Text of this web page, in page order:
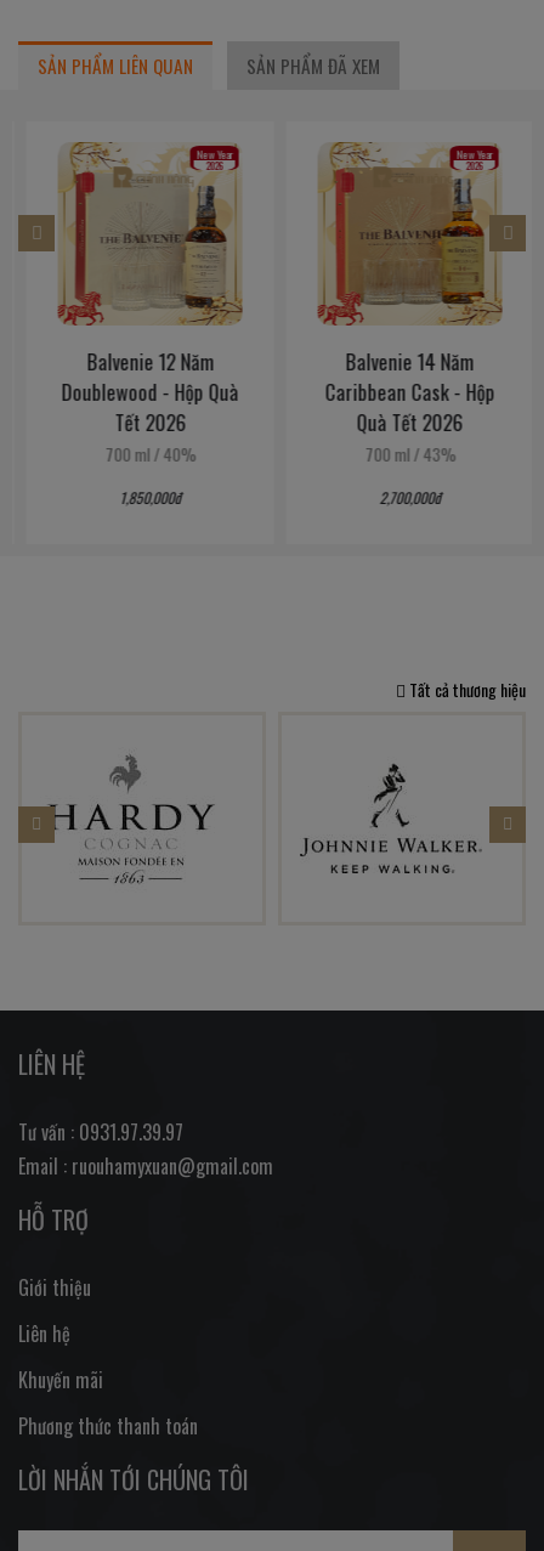
SẢN PHẨM LIÊN QUAN SẢN PHẨM ĐÃ XEM
New Year
2026
Balvenie 12 Năm
Doublewood - Hộp Quà
Tết 2026
700 ml/ 40%
1,850,000đ
New Year
2026
Balvenie 14 Năm
Caribbean Cask - Hộp
Quà Tết 2026
700 ml/ 43%
2,700,000đ
Tất cả thương hiệu
LIÊN HỆ
Tư vấn : 0931.97.39.97
Email : ruouhamyxuan@gmail.com
HỖ TRỢ
Giới thiệu
Liên hệ
Khuyến mãi
Phương thức thanh toán
LỜI NHẮN TỚI CHÚNG TÔI